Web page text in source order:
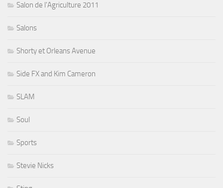
Salon de l'Agriculture 2011
Salons
Shorty et Orleans Avenue
Side FX and Kim Cameron
SLAM
Soul
Sports
Stevie Nicks